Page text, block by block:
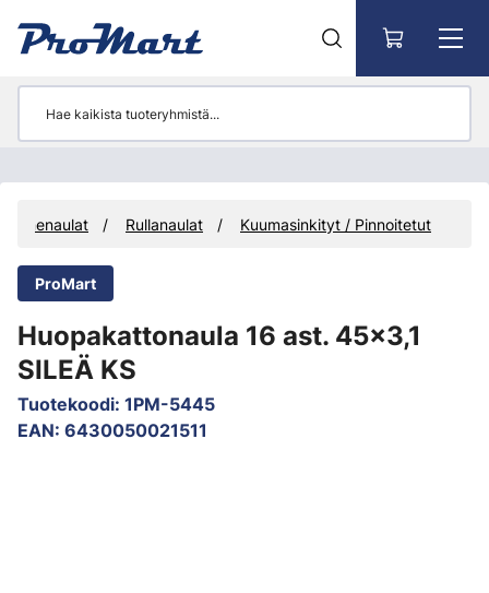
Konenaulat Rullanaulat Kuumasinkityt / Pinnoitetut
ProMart
Huopakattonaula 16 ast. 45x3,1
SILEÄ KS
Tuotekoodi: 1PM-5445
EAN: 6430050021511